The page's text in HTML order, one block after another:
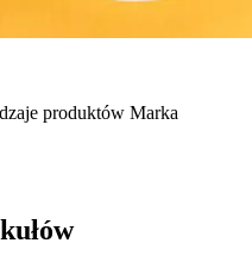
produktów Marka